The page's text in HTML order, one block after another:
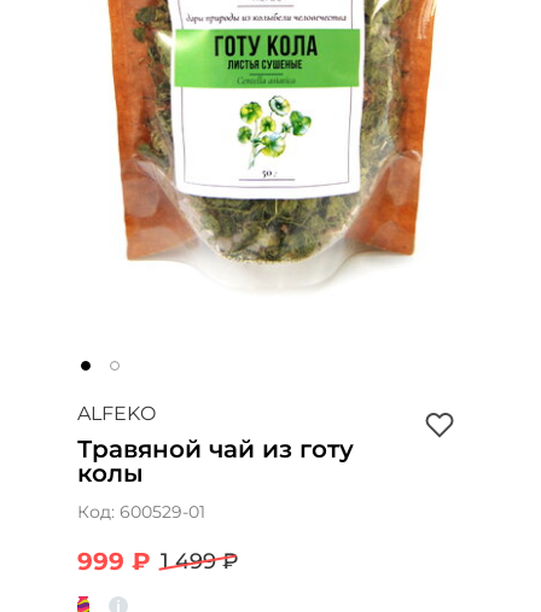
ALFEKO
Травяной чай из готу
колы
Код: 600529-01
999 ₽ 1 499 ₽